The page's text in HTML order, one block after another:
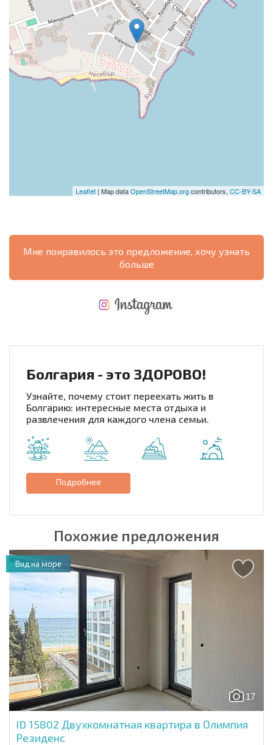
Leaflet | Map dataOpenStreetMap.orgcontributors, CC-BY-SA
Мне понравилось это предложение, хочу узнать
больше
Болгария - это ЗДОРОВО!
Узнайте, почему стоит переехать жить в
Болгарию: интересные места отдыха и
развлечения для каждого члена семьи.
Подробнее
Похожие предложения
17
ID 15802 Двухкомнатная квартира в Олимпия
Резиденс
Вид на море